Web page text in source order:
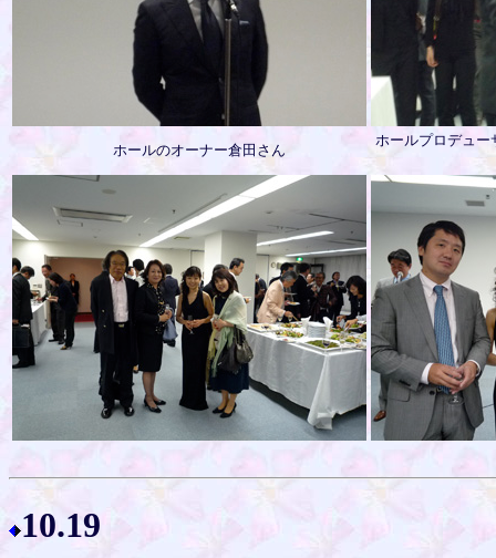
ホールのオーナー倉田さん
ホールプロデュー
10.19